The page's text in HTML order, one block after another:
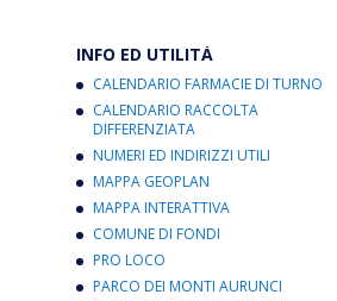
INFO ED UTILITÀ
CALENDARIO FARMACIE DI TURNO
CALENDARIO RACCOLTA
DIFFERENZIATA
NUMERI ED INDIRIZZI UTILI
MAPPA GEOPLAN
MAPPA INTERATTIVA
COMUNE DI FONDI
PRO LOCO
PARCO DEI MONTI AURUNCI